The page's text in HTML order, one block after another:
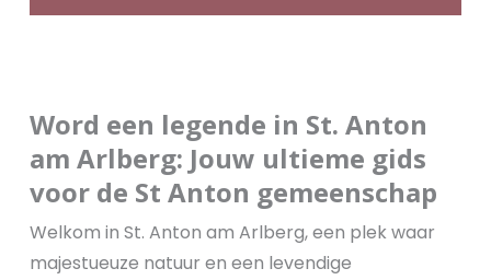
Word een legende in St. Anton
am Arlberg: Jouw ultieme gids
voor de St Anton gemeenschap
Welkom in St. Anton am Arlberg, een plek waar
majestueuze natuur en een levendige